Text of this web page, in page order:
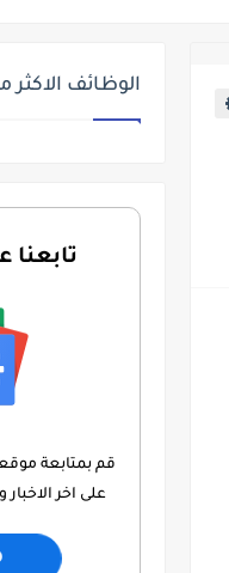
حتي 9 يوليو 2026
الوظائف
تابعنا
قم بمتابعة
على اخر